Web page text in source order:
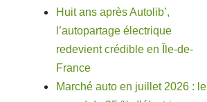
Huit ans après Autolib’,
l’autopartage électrique
redevient crédible en Île-de-
France
Marché auto en juillet 2026 : le